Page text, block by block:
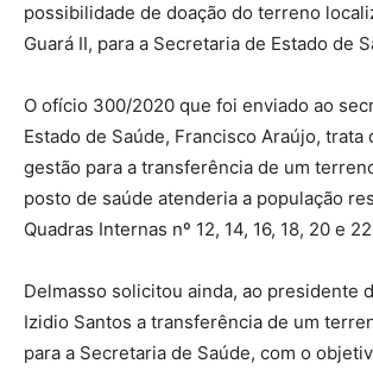
possibilidade de doação do terreno
Guará II, para a Secretaria de Estado de
O ofício 300/2020 que foi enviado ao
Estado de Saúde, Francisco Araújo, trata
gestão para a transferência de um
posto de saúde atenderia a população
Quadras Internas nº 12, 14, 16, 18, 20 e
Delmasso solicitou ainda, ao presidente
Izidio Santos a transferência de um
para a Secretaria de Saúde, com o